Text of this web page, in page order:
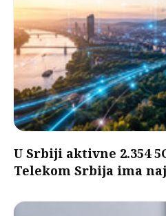
U Srbiji aktivne 2.354
Telekom Srbija ima